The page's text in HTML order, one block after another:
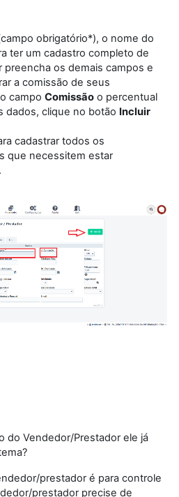
obrigatório*), o nome do
ter um cadastro completo de
preencha os demais campos e
a comissão de seus
campo Comissão o percentual
dados, clique no botão Incluir
cadastrar todos os
que necessitem estar
do Vendedor/Prestador ele já
prestador é para controle
prestador precise de